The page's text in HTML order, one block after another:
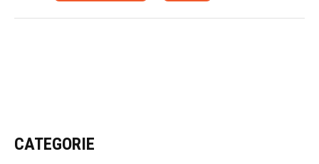
CATEGORIE